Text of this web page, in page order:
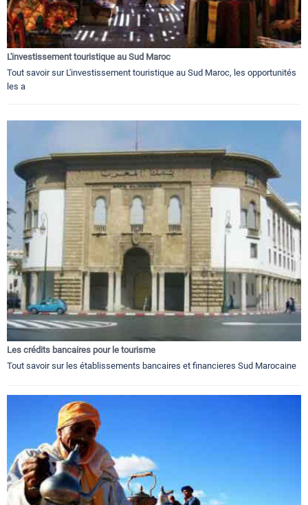
L'investissement touristique au Sud Maroc
Tout savoir sur L'investissement touristique au Sud Maroc, les opportunités
les a
Les crédits bancaires pour le tourisme
Tout savoir sur les établissements bancaires et financieres Sud Marocaine